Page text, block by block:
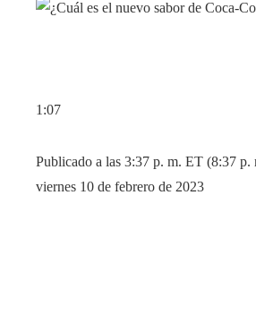
1:07
Publicado a las 3:37 p. m. ET (8:37
viernes 10 de febrero de 2023